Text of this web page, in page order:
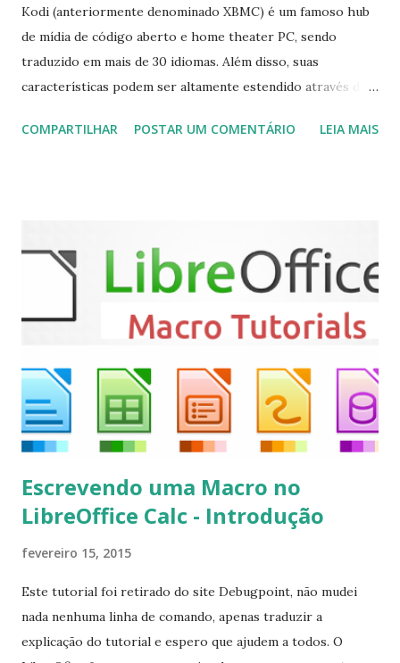
Kodi (anteriormente denominado XBMC) é um famoso hub
de mídia de código aberto e home theater PC, sendo
traduzido em mais de 30 idiomas. Além disso, suas
características podem ser altamente estendido através de
(personal video recorder). A versão final do Kodi 19.5
sudo apt-get install kodi Use o comando a seguir para
instalar codecs de áudio e outros complementos,
executando: $ sudo apt-get install --install-suggests
kodi Para remover, execute: $ sudo apt-get remove
COMPARTILHAR POSTAR UM COMENTÁRIO LEIA MAIS
Escrevendo uma Macro no
LibreOffice Calc - Introdução
fevereiro 15, 2015
Este tutorial foi retirado do site Debugpoint, não mudei
nada nenhuma linha de comando, apenas traduzir a
explicação do tutorial e espero que ajudem a todos. O